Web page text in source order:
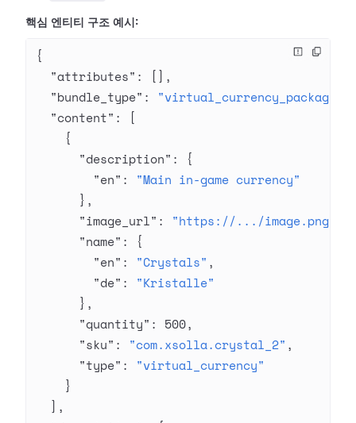
핵심 엔티티 구조 예시:
{
  "attributes"
: [],
  "bundle_type"
: "virtual_currency_package"
  "content"
: [
    {
      "description"
: {
        "en"
: "Main in-game currency"
      },
      "image_url"
: "https://.../image.png"
      "name"
: {
        "en"
: "Crystals" ,
        "de"
: "Kristalle"
      },
      "quantity"
: 500,
      "sku"
: "com.xsolla.crystal_2" ,
      "type"
: "virtual_currency"
    }
  ],